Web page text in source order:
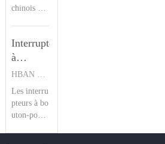
application
t tout-ter
utons à res
té d’une ré
sistance à
et d’une ré
sistance au
x chocs IK
09, il offre
du
poussoir
HBAN
chinois ave
en interrup
teurs piézo
s, la série
HBPS de
HBAN se
distingue p
Interrupteur
à
bouton-
poussoir
de la
série
Les interru
pteurs à bo
uton-pouss